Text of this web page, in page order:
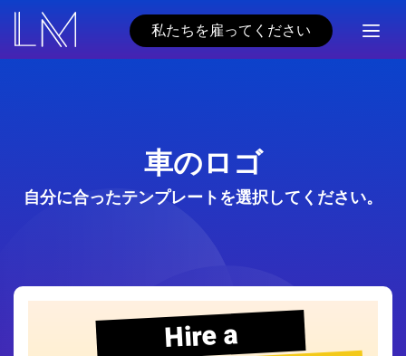
私たちを雇ってください
車のロゴ
自分に合ったテンプレートを選択してください。
Hire a